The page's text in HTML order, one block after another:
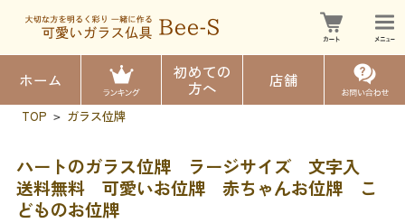
ホーム
初めての
方へ
店舗
TOP > ガラス位牌
ハートのガラス位牌 ラージサイズ 文字入
送料無料 可愛いお位牌 赤ちゃんお位牌 こ
どものお位牌